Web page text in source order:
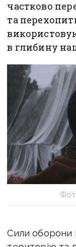
частково
та
в глибину
Сили оборони